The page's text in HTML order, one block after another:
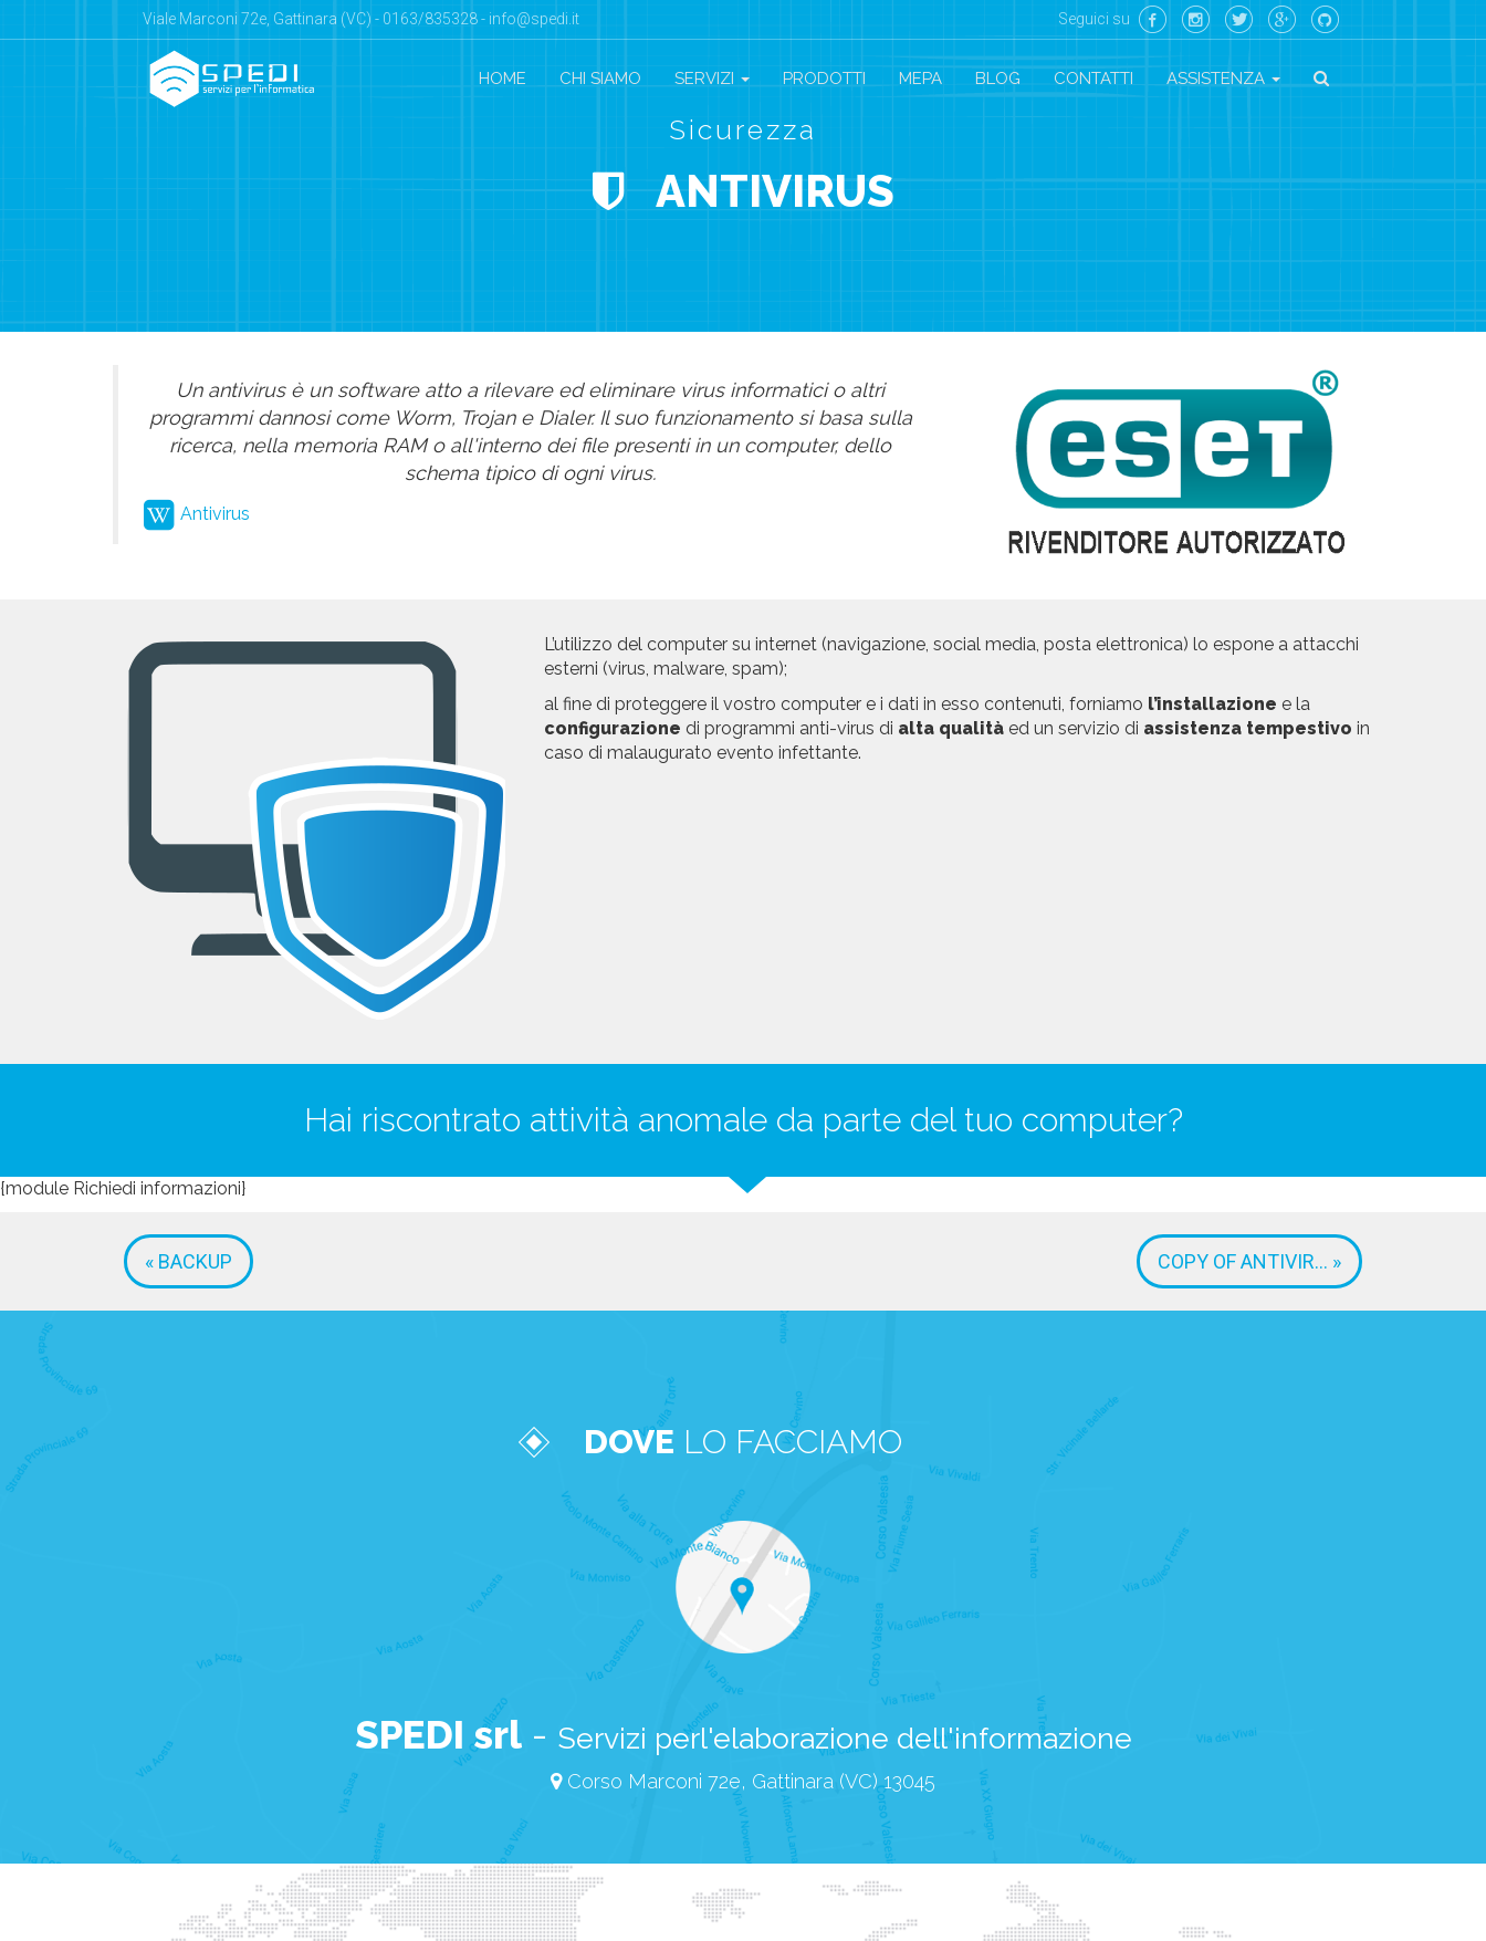
Seguici su
Viale Marconi 72e, Gattinara (VC) - 0163/835328 - info@spedi.it
HOME CHI SIAMO SERVIZI PRODOTTI MEPA BLOG CONTATTI ASSISTENZA
Sicurezza
ANTIVIRUS
Un antivirus è un software atto a rilevare ed eliminare virus informatici o altri
programmi dannosi come Worm, Trojan e Dialer. Il suo funzionamento si basa sulla
ricerca, nella memoria RAM o all'interno dei file presenti in un computer, dello
schema tipico di ogni virus.
Antivirus
L’utilizzo del computer su internet (navigazione, social media, posta elettronica) lo espone a attacchi
esterni (virus, malware, spam);
al fine di proteggere il vostro computer e i dati in esso contenuti, forniamo l’installazione e la
configurazione di programmi anti-virus di alta qualità ed un servizio di assistenza tempestivo in
caso di malaugurato evento infettante.
Hai riscontrato attività anomale da parte del tuo computer?
{module Richiedi informazioni}
« BACKUP COPY OF ANTIVIR... »
DOVE LO FACCIAMO
SPEDI srl- Servizi perl'elaborazione dell'informazione
Corso Marconi 72e, Gattinara (VC) 13045